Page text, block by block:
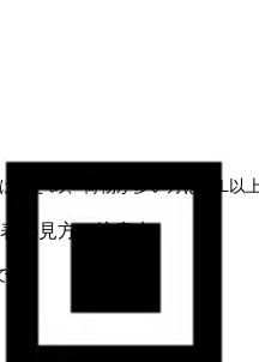
さめ、荷物が多い方は30L以
の見方と注意点
す。